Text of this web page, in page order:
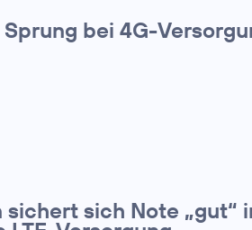
bei 4G-
sichert sich Note „gut“